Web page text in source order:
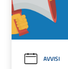
AVVISI